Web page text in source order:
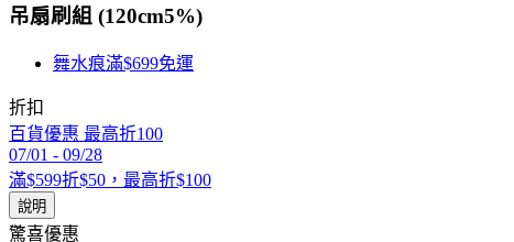
吊扇刷組 (120cm5%)
舞水痕滿$699免運
折扣
百貨優惠 最高折100
07/01 - 09/28
滿$599折$50，最高折$100
說明
驚喜優惠